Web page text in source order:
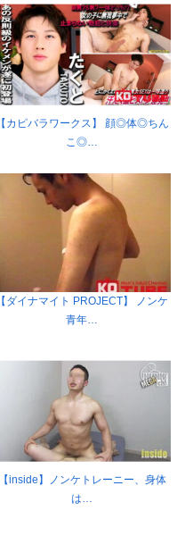
【カピバラワークス】 顔◎体◎ちん
こ◎…
【ダイナマイト PROJECT】 ノンケ
青年…
【inside】ノンケトレーニー、身体
は…